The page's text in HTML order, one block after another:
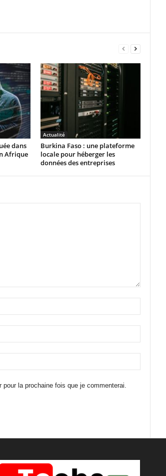
dans
Afrique
Actualité
Burkina Faso : une plateforme
locale pour héberger les
données des entreprises
la prochaine fois que je commenterai.